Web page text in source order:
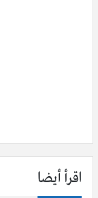
اقرأ أيضا